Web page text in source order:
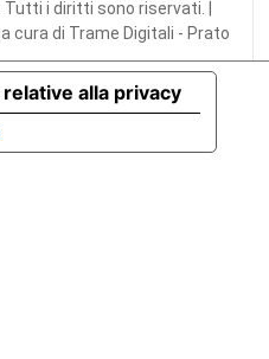
i diritti sono riservati. |
a cura di Trame Digitali - Prato
alla privacy